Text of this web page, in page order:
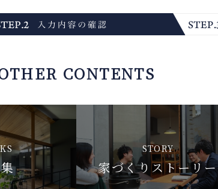
CONTENTS
STORY
家づくりストーリー